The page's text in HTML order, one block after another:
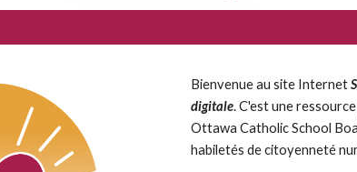
Bienvenue au site Internet
digitale. C'est une
Ottawa Catholic School
habiletés de citoyenneté